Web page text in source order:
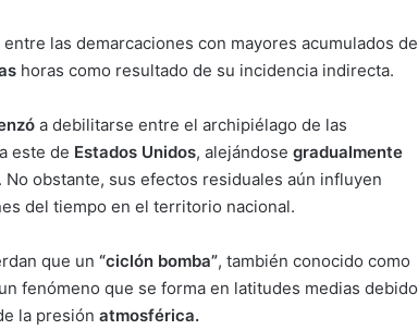
las demarcaciones con mayores acumulados de
horas como resultado de su incidencia indirecta.
a debilitarse entre el archipiélago de las
este de Estados Unidos, alejándose gradualmente
No obstante, sus efectos residuales aún influyen
del tiempo en el territorio nacional.
que un “ciclón bomba”, también conocido como
fenómeno que se forma en latitudes medias debido
la presión atmosférica.